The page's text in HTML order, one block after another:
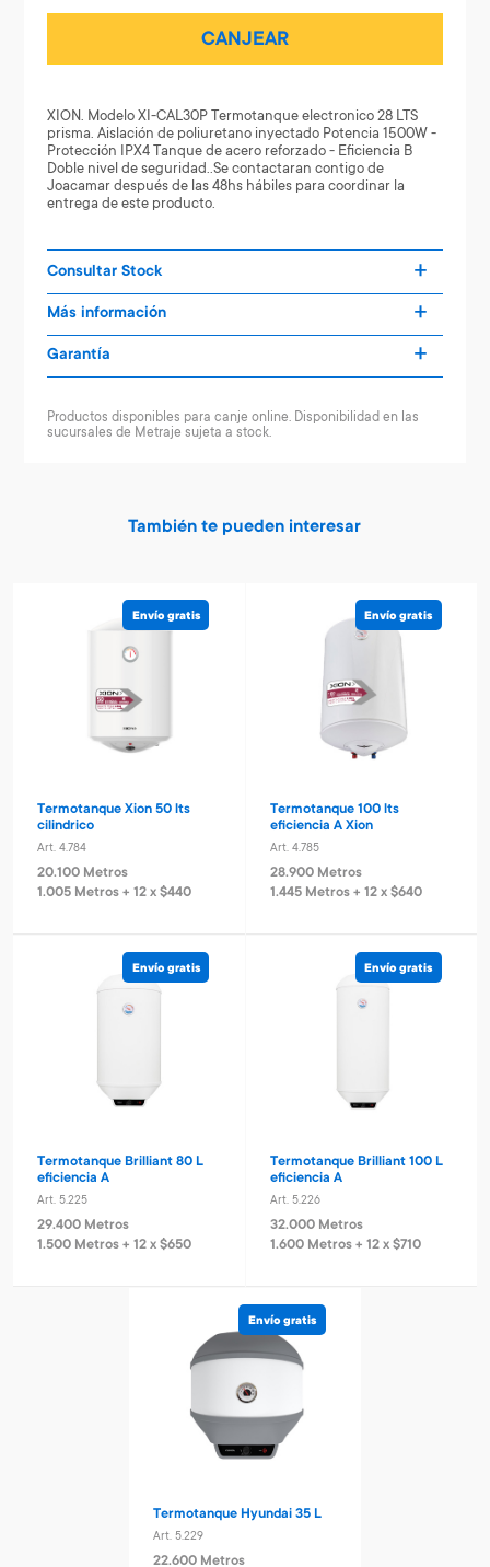
CANJEAR
XION. Modelo XI-CAL30P Termotanque electronico 28 LTS
prisma. Aislación de poliuretano inyectado Potencia 1500W -
Protección IPX4 Tanque de acero reforzado - Eficiencia B
Doble nivel de seguridad..Se contactaran contigo de
Joacamar después de las 48hs hábiles para coordinar la
entrega de este producto.
Consultar Stock
Más información
Garantía
Productos disponibles para canje online. Disponibilidad en las
sucursales de Metraje sujeta a stock.
También te pueden interesar
Envío gratis
Termotanque Xion 50 lts
cilindrico
Art. 4.784
20.100 Metros
1.005 Metros + 12 x $440
Envío gratis
Termotanque 100 lts
eficiencia A Xion
Art. 4.785
28.900 Metros
1.445 Metros + 12 x $640
Envío gratis
Termotanque Brilliant 80 L
eficiencia A
Art. 5.225
29.400 Metros
1.500 Metros + 12 x $650
Envío gratis
Termotanque Brilliant 100 L
eficiencia A
Art. 5.226
32.000 Metros
1.600 Metros + 12 x $710
Envío gratis
Termotanque Hyundai 35 L
Art. 5.229
22.600 Metros